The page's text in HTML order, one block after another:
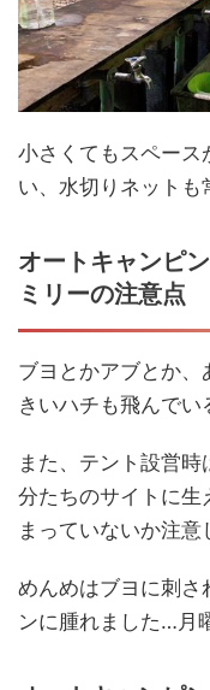
小さくてもスペース
い、水切りネットも
オートキャンピ
ミリーの注意点
ブヨとかアブとか
きいハチも飛んでい
また、テント設営
分たちのサイトに生
まっていないか注意
めんめはブヨに刺さ
ンに腫れました…月